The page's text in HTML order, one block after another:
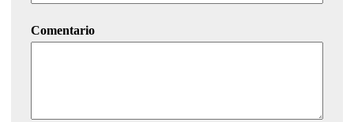
Comentario